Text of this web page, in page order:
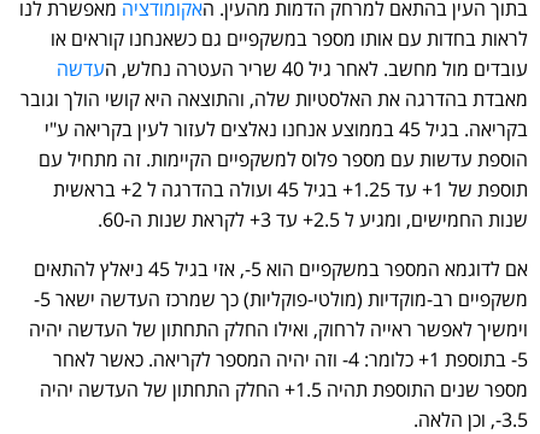
בתוך העין בהתאם למרחק הדמות מהעין. האקומודציה מאפשרת לנו
לראות בחדות עם אותו מספר במשקפיים גם כשאנחנו קוראים או
עובדים מול מחשב. לאחר גיל 40 שריר העטרה נחלש, ה
עדשה
מאבדת בהדרגה את האלסטיות שלה, והתוצאה היא קושי הולך וגובר
בקריאה. בגיל 45 בממוצע אנחנו נאלצים לעזור לעין בקריאה ע"י
הוספת עדשות עם מספר פלוס למשקפיים הקיימות. זה מתחיל עם
תוספת של 1+ עד 1.25+ בגיל 45 ועולה בהדרגה ל 2+ בראשית
שנות החמישים, ומגיע ל 2.5+ עד 3+ לקראת שנות ה-60.
אם לדוגמא המספר במשקפיים הוא 5-, אזי בגיל 45 ניאלץ להתאים
משקפיים רב-מוקדיות (מולטי-פוקליות) כך שמרכז העדשה ישאר 5-
וימשיך לאפשר ראייה לרחוק, ואילו החלק התחתון של העדשה יהיה
5- בתוספת 1+ כלומר: 4- וזה יהיה המספר לקריאה. כאשר לאחר
מספר שנים התוספת תהיה 1.5+ החלק התחתון של העדשה יהיה
3.5-, וכן הלאה.